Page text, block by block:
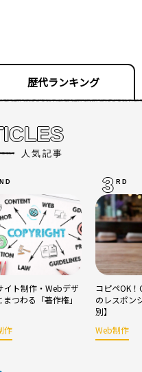
歴代ランキング
人気記事
ND
イト制作・Webデザ
まつわる「著作権」
作
3 RD
コピペOK
のレスポン
別】
Web制作